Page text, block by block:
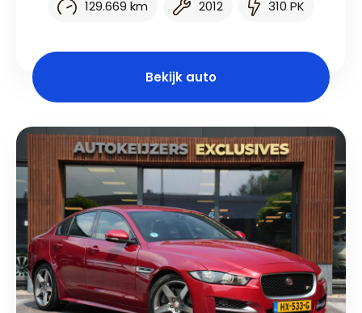
129.669 km 2012 310 PK
Bekijk auto